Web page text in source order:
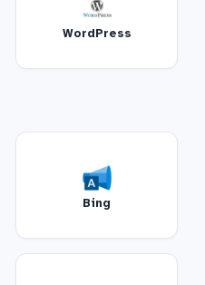
WordPress
Bing